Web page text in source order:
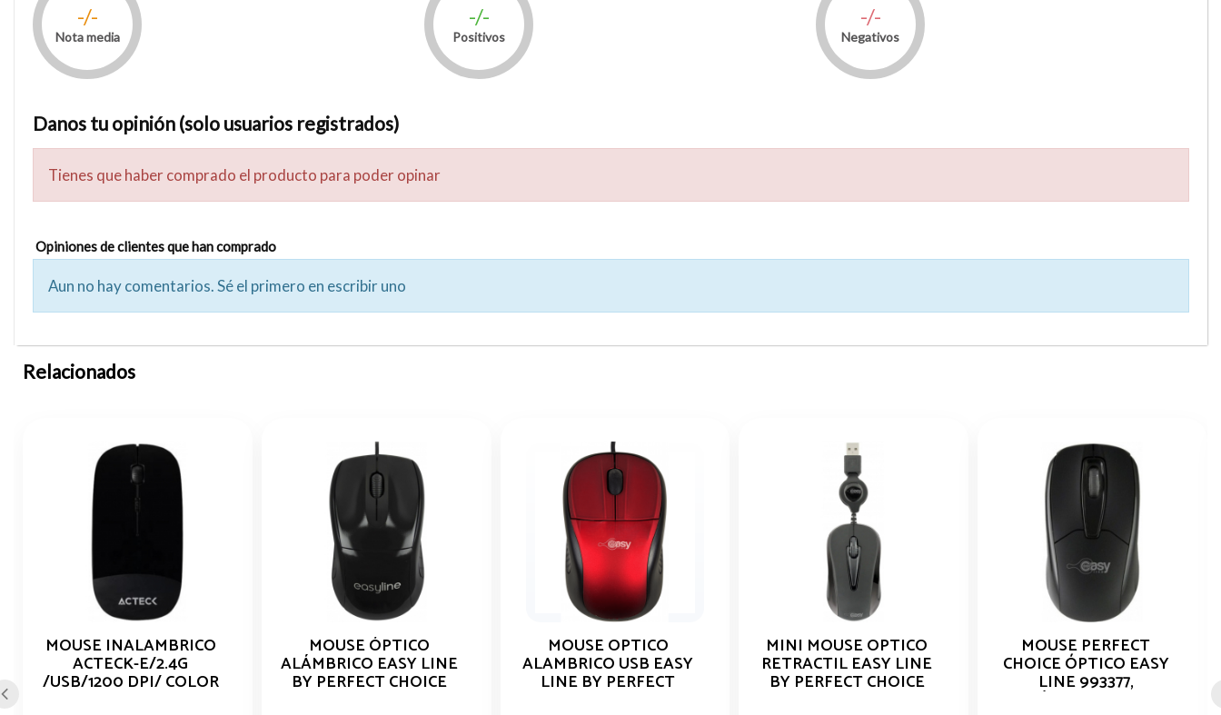
-/-
Nota media
-/-
Positivos
-/-
Negativos
Danos tu opinión (solo usuarios registrados)
Tienes que haber comprado el producto para poder opinar
Opiniones de clientes que han comprado
Aun no hay comentarios. Sé el primero en escribir uno
Relacionados
MOUSE INALAMBRICO
ACTECK-E/2.4G
/USB/1200 DPI/ COLOR
MOUSE ÓPTICO
ALÁMBRICO EASY LINE
BY PERFECT CHOICE
MOUSE OPTICO
ALAMBRICO USB EASY
LINE BY PERFECT
MINI MOUSE OPTICO
RETRACTIL EASY LINE
BY PERFECT CHOICE
MOUSE PERFECT
CHOICE ÓPTICO EASY
LINE 993377,
ALÁMBRICO, USB,